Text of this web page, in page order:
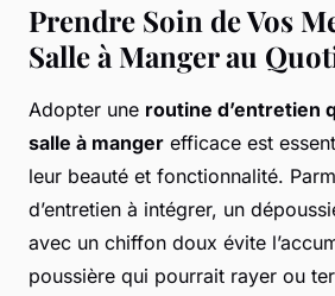
Prendre Soin de Vos
Salle à Manger au
Adopter une routine d’entretien
salle à manger efficace est
leur beauté et fonctionnalité.
d’entretien à intégrer, un
avec un chiffon doux évite
poussière qui pourrait rayer ou